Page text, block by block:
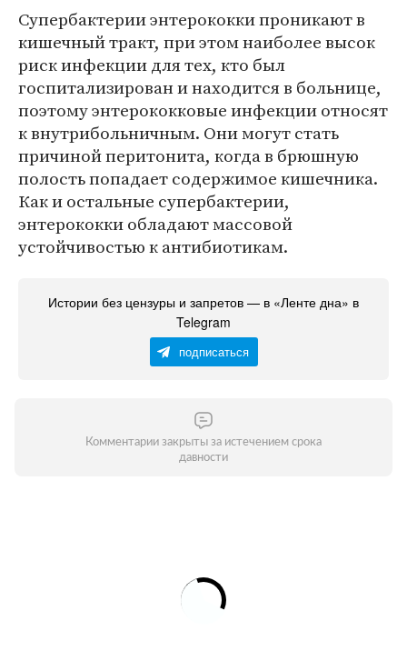
Супербактерии энтерококки проникают в
кишечный тракт, при этом наиболее высок
риск инфекции для тех, кто был
госпитализирован и находится в больнице,
поэтому энтерококковые инфекции относят
к внутрибольничным. Они могут стать
причиной перитонита, когда в брюшную
полость попадает содержимое кишечника.
Как и остальные супербактерии,
энтерококки обладают массовой
устойчивостью к антибиотикам.
Истории без цензуры и запретов — в «Ленте дна» в
Telegram
подписаться
Комментарии закрыты за истечением срока
давности